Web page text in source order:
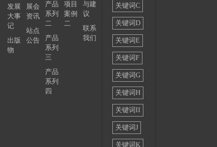
发展
大事
记
出版
物
展会
资讯
站点
公告
产品
系列
二
产品
系列
三
产品
系列
四
项目
案例
二
与建
议
联系
我们
关键词C
关键词D
关键词E
关键词F
关键词G
关键词H
关键词II
关键词J
关键词K